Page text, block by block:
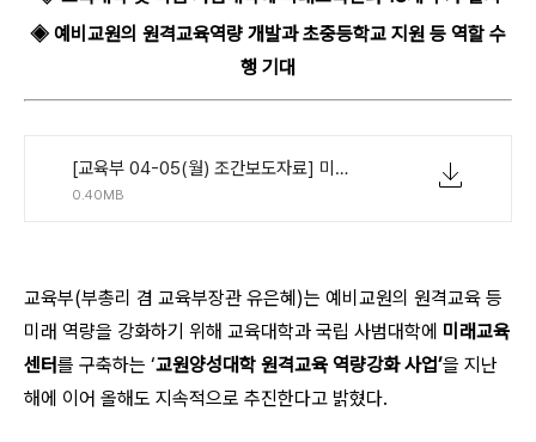
◈ 예비교원의 원격교육역량 개발과 초중등학교 지원 등 역할 수
행 기대
[교육부 04-05(월) 조간보도자료] 미래교육센터에서 교사의 꿈과 미래역량을 키우는 예비교원들.pdf
0.40MB
교육부(부총리 겸 교육부장관 유은혜)는 예비교원의 원격교육 등
미래 역량을 강화하기 위해 교육대학과 국립 사범대학에 미래교육
센터를 구축하는 ‘교원양성대학 원격교육 역량강화 사업’을 지난
해에 이어 올해도 지속적으로 추진한다고 밝혔다.